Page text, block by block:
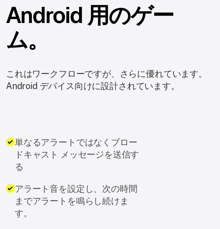
Android 用のゲー
ム。
これはワークフローですが、さらに優れています。
Android デバイス向けに設計されています。
単なるアラートではなくブロー
ドキャスト メッセージを送信す
る
アラート音を設定し、次の時間
までアラートを鳴らし続けま
す。